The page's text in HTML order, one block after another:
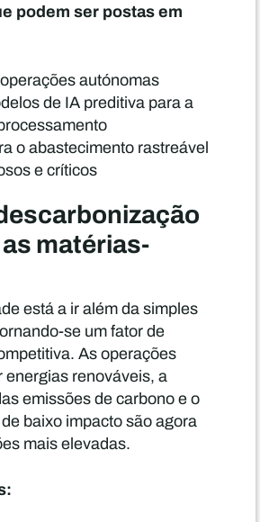
podem ser postas em
autónomas
de IA preditiva para a
o abastecimento rastreável
e críticos
matérias-
está a ir além da simples
se um fator de
As operações
renováveis, a
emissões de carbono e o
baixo impacto são agora
mais elevadas.